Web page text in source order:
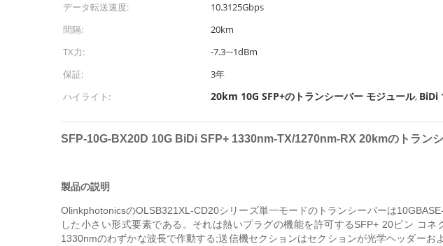
データ転送速度:
10.3125Gbps
間隔:
20km
TX力:
-7.3~-1dBm
保証:
3年
ハイライト:
20km 10G SFP+のトランシーバー モジュール, BiDi
SFP-10G-BX20D 10G BiDi SFP+ 1330nm-TX/1270nm-RX 20kmのトラン
製品の説明
OlinkphotonicsのOLSB321XL-CD20シリーズ単一モードのトランシーバーは
した小さい形式要素である。それは熱いプラグの機能を許可するSFP+ 20ピン コ
1330nmのわずかな波長で作動する;送信機セクションはセクションが光学ヘッダー